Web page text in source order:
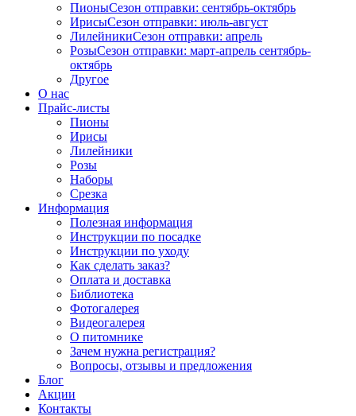
ПионыСезон отправки: сентябрь-октябрь
ИрисыСезон отправки: июль-август
ЛилейникиСезон отправки: апрель
РозыСезон отправки: март-апрель сентябрь-
октябрь
Другое
О нас
Прайс-листы
Пионы
Ирисы
Лилейники
Розы
Наборы
Срезка
Информация
Полезная информация
Инструкции по посадке
Инструкции по уходу
Как сделать заказ?
Оплата и доставка
Библиотека
Фотогалерея
Видеогалерея
О питомнике
Зачем нужна регистрация?
Вопросы, отзывы и предложения
Блог
Акции
Контакты